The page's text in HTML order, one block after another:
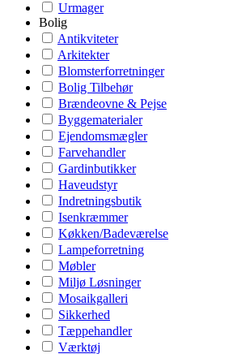
Urmager
Bolig
Antikviteter
Arkitekter
Blomsterforretninger
Bolig Tilbehør
Brændeovne & Pejse
Byggematerialer
Ejendomsmægler
Farvehandler
Gardinbutikker
Haveudstyr
Indretningsbutik
Isenkræmmer
Køkken/Badeværelse
Lampeforretning
Møbler
Miljø Løsninger
Mosaikgalleri
Sikkerhed
Tæppehandler
Værktøj